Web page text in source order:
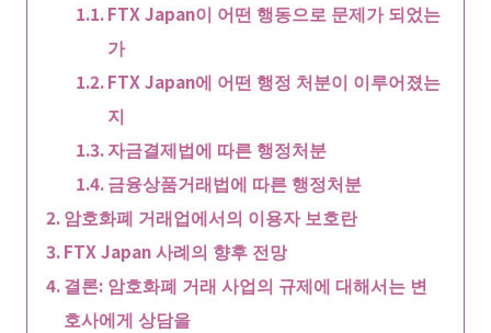
FTX Japan이 어떤 행동으로 문제가 되었는
가
FTX Japan에 어떤 행정 처분이 이루어졌는
지
자금결제법에 따른 행정처분
금융상품거래법에 따른 행정처분
암호화폐 거래업에서의 이용자 보호란
FTX Japan 사례의 향후 전망
결론: 암호화폐 거래 사업의 규제에 대해서는 변
호사에게 상담을